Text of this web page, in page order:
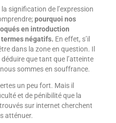
signification de l’expression
pourquoi nos
en introduction
négatifs. En effet, s’il
dans la zone en question. Il
que tant que l’atteinte
sommes en souffrance.
un peu fort. Mais il
et de pénibilité que la
sur internet cherchent
atténuer.